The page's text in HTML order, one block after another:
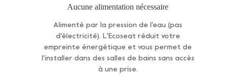
Aucune alimentation nécessaire
Alimenté par la pression de l'eau (pas
d'électricité). L'Ecoseat réduit votre
empreinte énergétique et vous permet de
l'installer dans des salles de bains sans accès
à une prise.